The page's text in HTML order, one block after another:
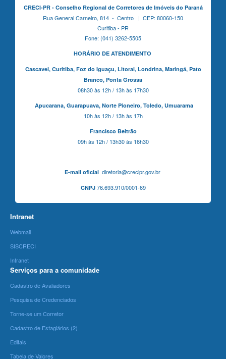
CRECI-PR - Conselho Regional de Corretores de Imóveis do Paraná
Rua General Carneiro, 814 - Centro | CEP: 80060-150
Curitiba - PR
Fone: (041) 3262-5505
HORÁRIO DE ATENDIMENTO
Cascavel, Curitiba,Foz do Iguaçu, Litoral, Londrina, Maringá, Pato
Branco, Ponta Grossa
08h30 às 12h / 13h às 17h30
Apucarana, Guarapuava, Norte Pioneiro, Toledo, Umuarama
10h às 12h / 13h às 17h
Francisco Beltrão
09h às 12h / 13h30 às 16h30
E-mail oficialdiretoria@crecipr.gov.br
CNPJ76.693.910/0001-69
Intranet
Webmail
SISCRECI
Intranet
Serviços para a comunidade
Cadastro de Avaliadores
Pesquisa de Credenciados
Torne-se um Corretor
Cadastro de Estagiários (2)
Editais
Tabela de Valores